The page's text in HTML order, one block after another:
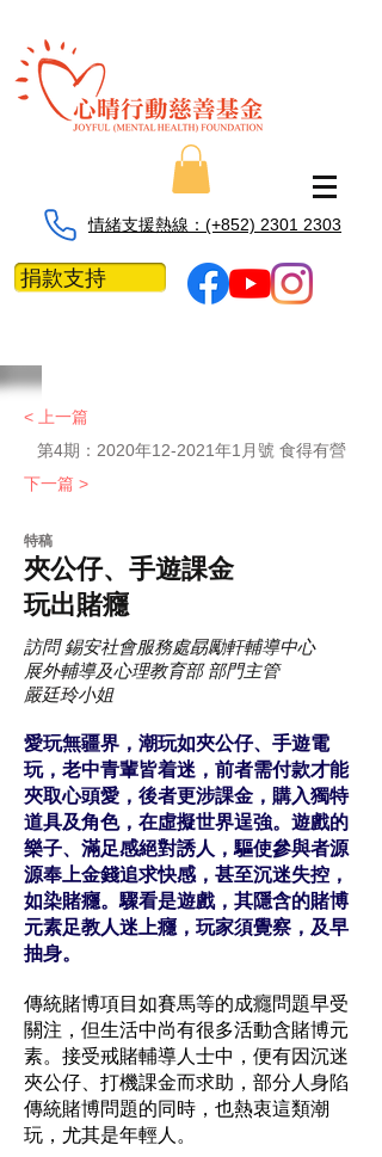
情緒支援熱線：​​(+852) 2301 2303
捐款支持
< 上一篇
第4期：2020年12-2021年1月號 食得有營
下一篇 >
特稿
夾公仔、手遊課金
玩出賭癮
訪問 錫安社會服務處勗勵軒輔導中心
展外輔導及心理教育部 部門主管
嚴廷玲小姐
愛玩無疆界，潮玩如夾公仔、手遊電
玩，老中青輩皆着迷，前者需付款才能
夾取心頭愛，後者更涉課金，購入獨特
道具及角色，在虛擬世界逞強。遊戲的
樂子、滿足感絕對誘人，驅使參與者源
源奉上金錢追求快感，甚至沉迷失控，
如染賭癮。驟看是遊戲，其隱含的賭博
元素足教人迷上癮，玩家須覺察，及早
抽身。
傳統賭博項目如賽馬等的成癮問題早受
關注，但生活中尚有很多活動含賭博元
素。接受戒賭輔導人士中，便有因沉迷
夾公仔、打機課金而求助，部分人身陷
傳統賭博問題的同時，也熱衷這類潮
玩，尤其是年輕人。